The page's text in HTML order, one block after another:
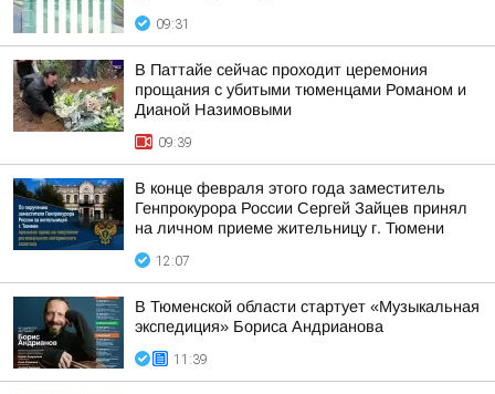
09:31
В Паттайе сейчас проходит церемония
прощания с убитыми тюменцами Романом и
Дианой Назимовыми
09:39
В конце февраля этого года заместитель
Генпрокурора России Сергей Зайцев принял
на личном приеме жительницу г. Тюмени
12:07
В Тюменской области стартует «Музыкальная
экспедиция» Бориса Андрианова
11:39